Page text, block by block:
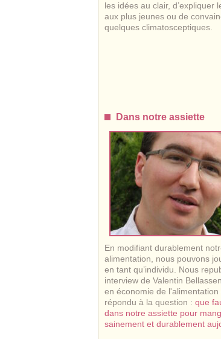
les idées au clair, d’expliquer
aux plus jeunes ou de
quelques climatosceptiques.
Dans notre assiette
En modifiant durablement
alimentation, nous pouvons
en tant qu’individu. Nous
interview de Valentin
en économie de l'alimentation
répondu à la question : que
dans notre assiette pour
sainement et durablement